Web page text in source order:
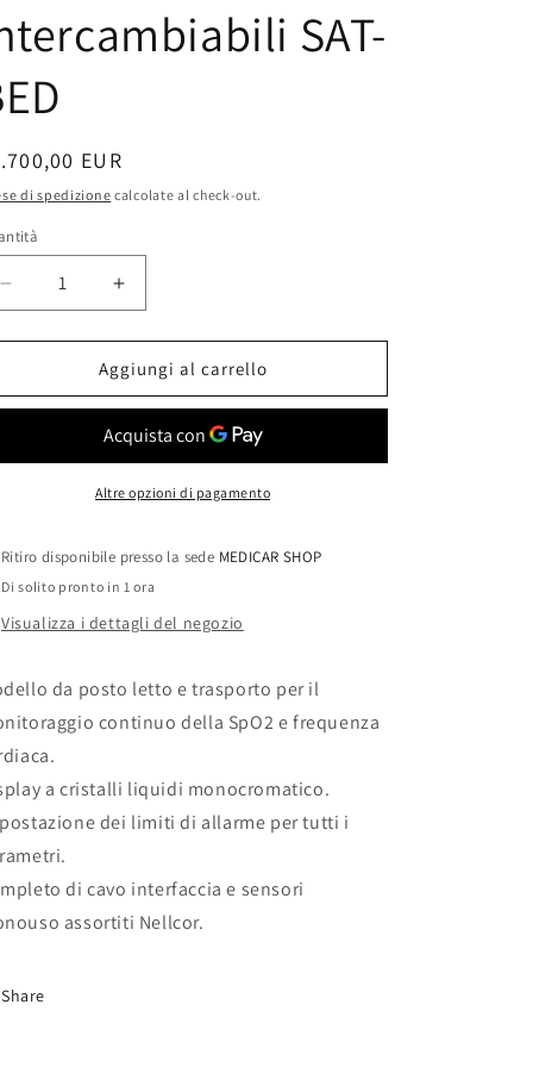
SAT-
EUR
di spedizione calcolate al check-out.
Diminuisci
quantità
per
Pulsossimetro
NELLCOR
sonde
intercambiabili
Aumenta
quantità
per
Pulsossimetro
NELLCOR
con
sonde
intercambiabili
Aggiungi al carrello
Altre opzioni di pagamento
Ritiro disponibile presso la sede MEDICAR SHOP
Di solito pronto in 1 ora
Visualizza i dettagli del negozio
da posto letto e trasporto per il
continuo della SpO2 e frequenza
a cristalli liquidi monocromatico.
dei limiti di allarme per tutti i
di cavo interfaccia e sensori
assortiti Nellcor.
Share